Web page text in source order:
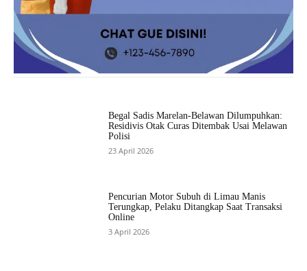
Begal Sadis Marelan-Belawan Dilumpuhkan:
Residivis Otak Curas Ditembak Usai Melawan
Polisi
23 April 2026
Pencurian Motor Subuh di Limau Manis
Terungkap, Pelaku Ditangkap Saat Transaksi
Online
3 April 2026